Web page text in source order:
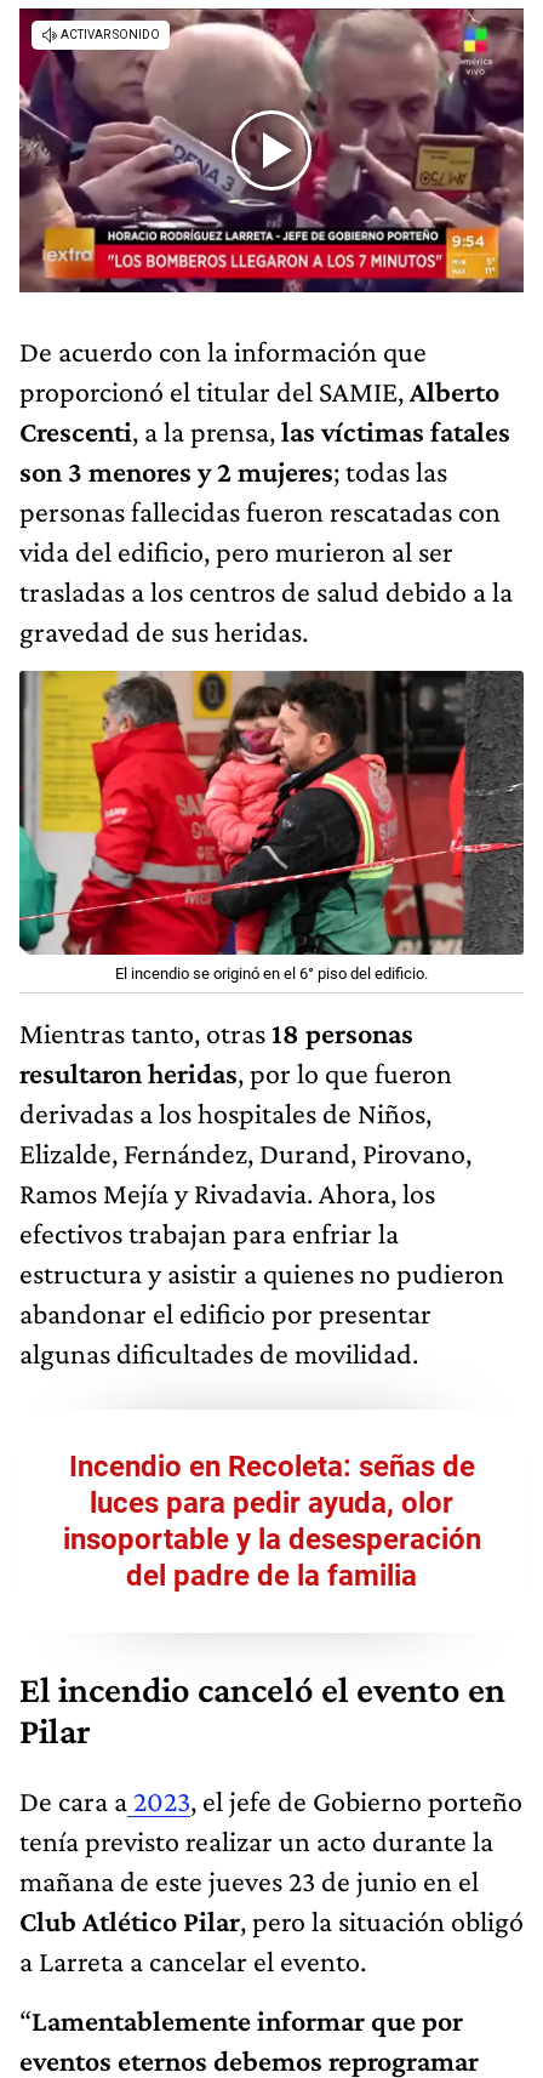
De acuerdo con la información que
proporcionó el titular del SAMIE,Alberto
Crescenti, a la prensa,las víctimas fatales
son 3 menores y 2 mujeres; todas las
personas fallecidas fueron rescatadas con
vida del edificio, pero murieron al ser
trasladas a los centros de salud debido a la
gravedad de sus heridas.
El incendio se originó en el 6° piso del edificio.
Mientras tanto, otras18 personas
resultaron heridas, por lo que fueron
derivadas a los hospitales de Niños,
Elizalde, Fernández, Durand, Pirovano,
Ramos Mejía y Rivadavia. Ahora, los
efectivos trabajan para enfriar la
estructura y asistir a quienes no pudieron
abandonar el edificio por presentar
algunas dificultades de movilidad.
Incendio en Recoleta: señas de
luces para pedir ayuda, olor
insoportable y la desesperación
del padre de la familia
El incendio canceló el evento en
Pilar
De cara a 2023, el jefe de Gobierno porteño
tenía previsto realizar un acto durante la
mañana de este jueves 23 de junio en el
Club Atlético Pilar, pero la situación obligó
a Larreta a cancelar el evento.
“Lamentablemente informar que por
eventos eternos debemos reprogramar